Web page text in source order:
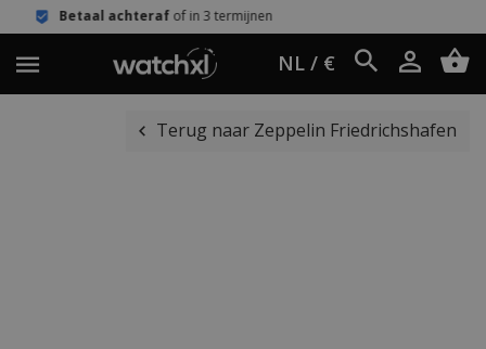
of in 3 termijnen
NL / €
Terug naar Zeppelin Friedrichshafen